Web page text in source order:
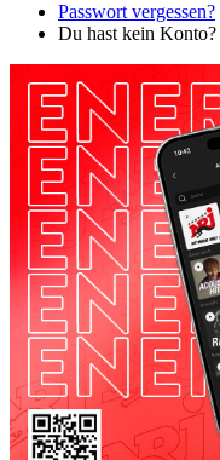
Passwort vergessen?
Du hast kein Konto?